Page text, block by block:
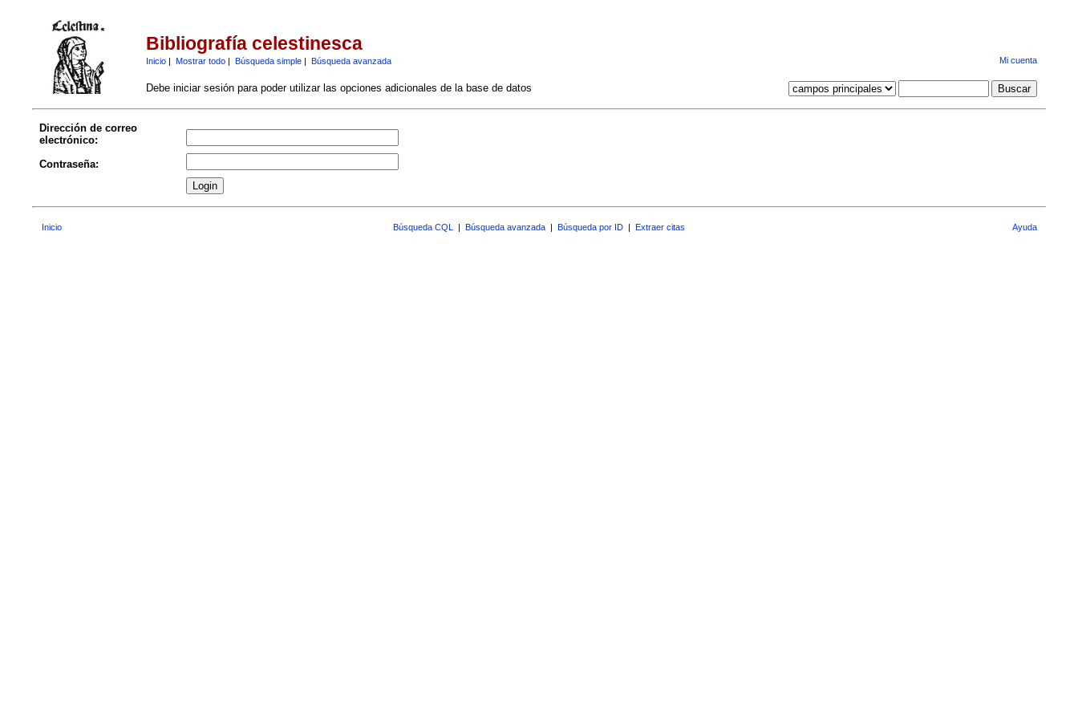
Bibliografía celestinesca
Inicio| Mostrar todo| Búsqueda simple| Búsqueda avanzada Mi cuenta
Debe iniciar sesión para poder utilizar las opciones adicionales de la base de datos
Dirección de correo
electrónico:
Contraseña:
Inicio Búsqueda CQL | Búsqueda avanzada | Búsqueda por ID | Extraer citas Ayuda